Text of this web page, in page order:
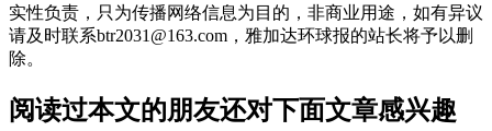
实性负责，只为传播网络信息为目的，非商业用途，如有异议
请及时联系btr2031@163.com，雅加达环球报的站长将予以删
除。
阅读过本文的朋友还对下面文章感兴趣